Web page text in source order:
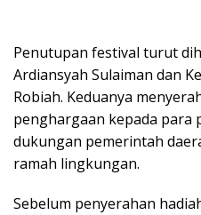
Penutupan festival turut
Ardiansyah Sulaiman dan
Robiah. Keduanya
penghargaan kepada para
dukungan pemerintah
ramah lingkungan.
Sebelum penyerahan